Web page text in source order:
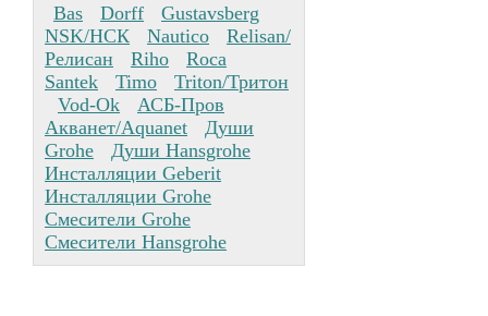
Bas Dorff
Gustavsberg
NSK/НСК
Nautico
Relisan/
Релисан
Riho
Roca
Santek
Timo
Triton/Тритон
Vod-Ok
АСБ-Пров
Акванет/Aquanet
Души
Grohe
Души Hansgrohe
Инсталляции Geberit
Инсталляции Grohe
Смесители Grohe
Смесители Hansgrohe